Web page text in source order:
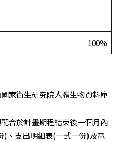
100%
家衛生研究院人體生物資料庫
合於計畫期程結束後一個月內
)、支出明細表(一式一份)及電